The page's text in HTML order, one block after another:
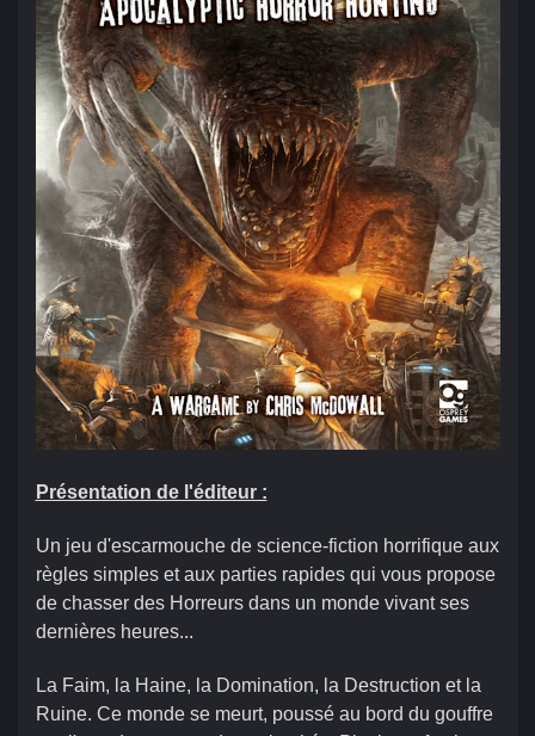
Présentation de l'éditeur :
Un jeu d'escarmouche de science-fiction horrifique aux
règles simples et aux parties rapides qui vous propose
de chasser des Horreurs dans un monde vivant ses
dernières heures...
La Faim, la Haine, la Domination, la Destruction et la
Ruine. Ce monde se meurt, poussé au bord du gouffre